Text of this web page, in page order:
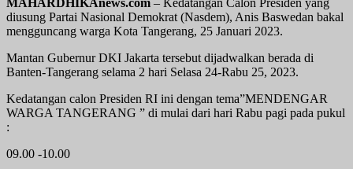
diusung Partai Nasional Demokrat (Nasdem), Anis Baswedan bakal
mengguncang warga Kota Tangerang, 25 Januari 2023.
Mantan Gubernur DKI Jakarta tersebut dijadwalkan berada di
Banten-Tangerang selama 2 hari Selasa 24-Rabu 25, 2023.
Kedatangan calon Presiden RI ini dengan tema”MENDENGAR
WARGA TANGERANG ” di mulai dari hari Rabu pagi pada pukul
:
09.00 -10.00